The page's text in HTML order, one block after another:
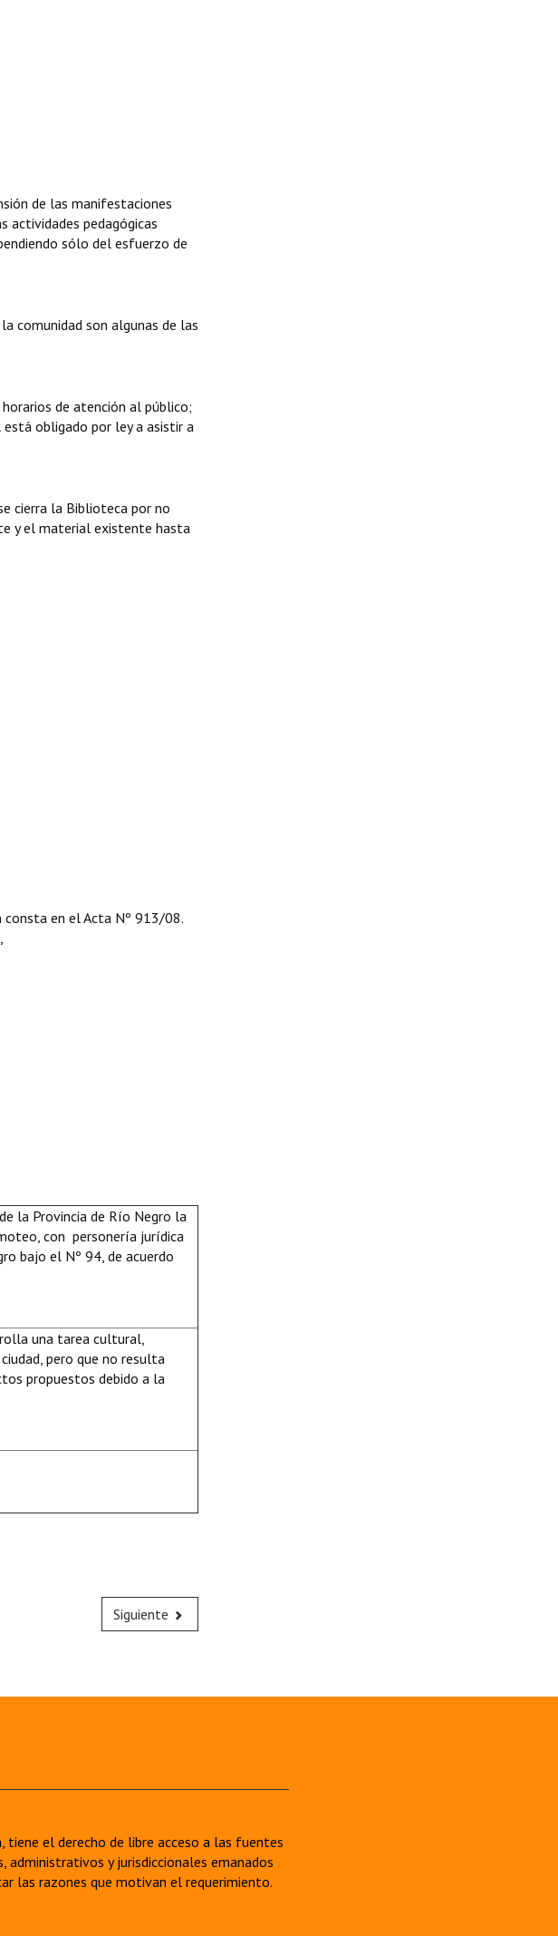
de las manifestaciones
actividades pedagógicas
sólo del esfuerzo de
comunidad son algunas de las
de atención al público;
obligado por ley a asistir a
cierra la Biblioteca por no
y el material existente hasta
en el Acta Nº 913/08.
la Provincia de Río Negro la
con personería jurídica
bajo el Nº 94, de acuerdo
una tarea cultural,
pero que no resulta
propuestos debido a la
Siguiente
tiene el derecho de libre acceso a las fuentes
y jurisdiccionales emanados
las razones que motivan el requerimiento.